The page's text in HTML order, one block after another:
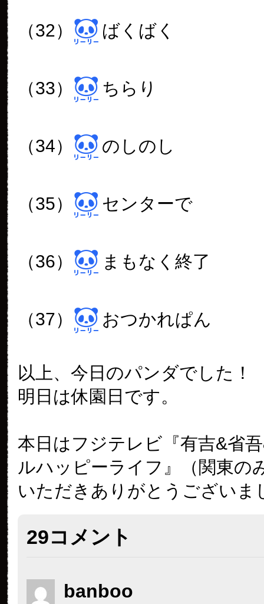
（32） ばくばく
（33） ちらり
（34） のしのし
（35） センターで
（36） まもなく終了
（37） おつかれぱん
以上、今日のパンダでした！
明日は休園日です。
本日はフジテレビ『有吉&省
ルハッピーライフ』（関東の
いただきありがとうございま
29コメント
banboo